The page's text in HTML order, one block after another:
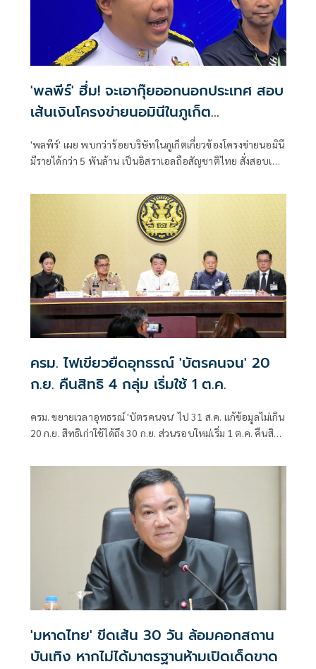
'พลพีร์' ฮึ่ม! จะเอากุ๊ยออกนอกประเทศ สอบ
เส้นเงินโครงข่ายนอมินีในภูเก็ต
'พลพีร์' เผย พบกว่าร้อยบริษัทในภูเก็ตเกี่ยวข้องโครงข่ายนอมินี
มีรายได้กว่า 5 พันล้าน เป็นอิสราเอลถือสัญชาติไทย สั่งสอบเส้น
ครม. ไฟเขียวยืดอุทธรณ์ 'บัตรคนจน' 20
ก.ย. คืนสิทธิ 4 กลุ่ม เริ่มใช้ 1 ต.ค.
ครม. ขยายเวลาอุทธรณ์ 'บัตรคนจน' ไป 31 ส.ค. แก้ข้อมูลไม่เกิน
20 ก.ย. สิทธิเก่าใช้ได้ถึง 30 ก.ย. ส่วนรอบใหม่เริ่ม 1 ต.ค. คืนสิทธิ
'มหาดไทย' ขีดเส้น 30 วัน ล้อมคอกสถาน
บันเทิง หากไม่ได้มาตรฐานห้ามเปิดเด็ดขาด